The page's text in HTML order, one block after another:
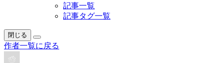
記事一覧
記事タグ一覧
閉じる
作者一覧に戻る